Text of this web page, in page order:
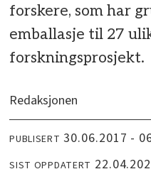
forskere, som har
emballasje til 27
forskningsprosjekt.
Redaksjonen
PUBLISERT 30.06.2017 -
SIST OPPDATERT